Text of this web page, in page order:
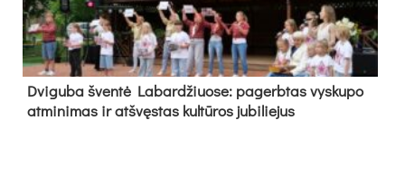
Dvi­gu­ba šven­tė La­bar­džiuo­se: pa­gerb­tas vys­ku­po
at­mi­ni­mas ir at­švęs­tas kul­tū­ros ju­bi­lie­jus